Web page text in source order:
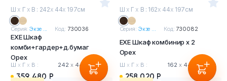
Ш х Г х В : 242х 44х 197см
Серия:Экзе ... Код: 730036
EXE Шкаф
комби+гардер+д.бумаг
Орех
Ш х Г х В : 242 х44 197 см
359 480 Р
Ш х Г х В : 162х 44х 197см
Серия: Экзе ... Код: 730082
EXE Шкаф комбинир x 2
Орех
Ш х Г х В : 162 х 44 197 см
258 020 Р